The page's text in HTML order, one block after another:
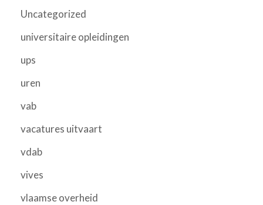
Uncategorized
universitaire opleidingen
ups
uren
vab
vacatures uitvaart
vdab
vives
vlaamse overheid